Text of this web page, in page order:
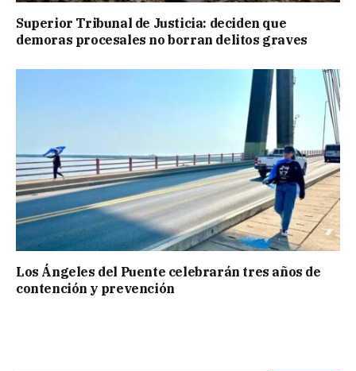
Superior Tribunal de Justicia: deciden que
demoras procesales no borran delitos graves
Los Ángeles del Puente celebrarán tres años de
contención y prevención